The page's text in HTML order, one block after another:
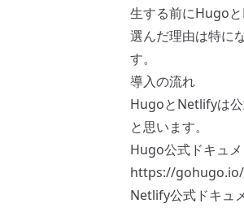
生する前にHugo
選んだ理由は特に
す。
導入の流れ
HugoとNetlifyは
と思います。
Hugo公式ドキュメ
https://
Netlify公式ドキュ